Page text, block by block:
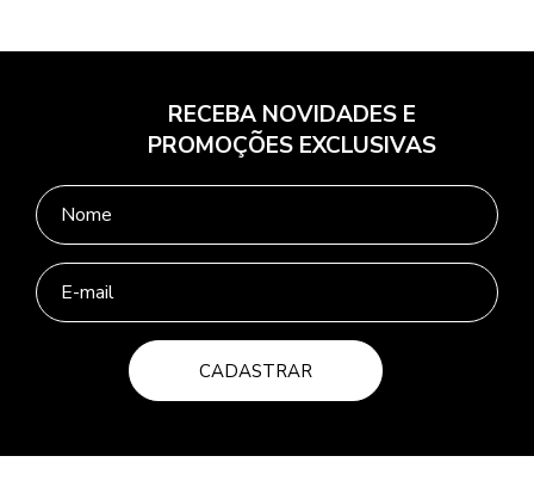
RECEBA NOVIDADES E
PROMOÇÕES EXCLUSIVAS
CADASTRAR